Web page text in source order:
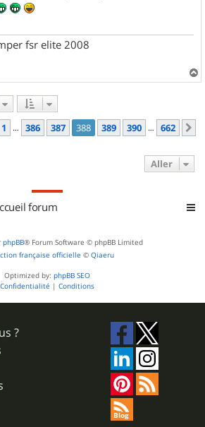
fsr elite 2008
a
388 sur662
Précédent
1 … 386 387 388 389 390 … 662
Aller
forum
phpBB® Forum Software © phpBB Limited
française officielle © Qiaeru
Optimized by: phpBB SEO
Confidentialité | Conditions
?